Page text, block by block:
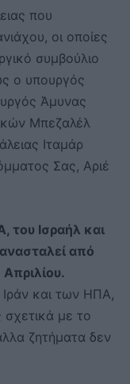
που
οι οποίες
συμβούλιο
ο υπουργός
Άμυνας
Μπεζαλέλ
Ιταμάρ
Σας, Αριέ
του Ισραήλ και
από
Ιράν και των ΗΠΑ,
με το
ζητήματα δεν